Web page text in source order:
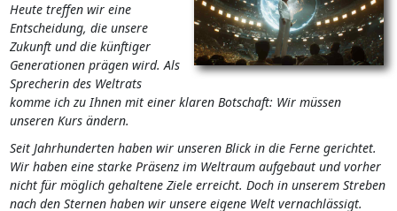
Heute treffen wir eine
Entscheidung, die unsere
Zukunft und die künftiger
Generationen prägen wird. Als
Sprecherin des Weltrats
komme ich zu Ihnen mit einer klaren Botschaft: Wir müssen
unseren Kurs ändern.
Seit Jahrhunderten haben wir unseren Blick in die Ferne gerichtet.
Wir haben eine starke Präsenz im Weltraum aufgebaut und vorher
nicht für möglich gehaltene Ziele erreicht. Doch in unserem Streben
nach den Sternen haben wir unsere eigene Welt vernachlässigt.